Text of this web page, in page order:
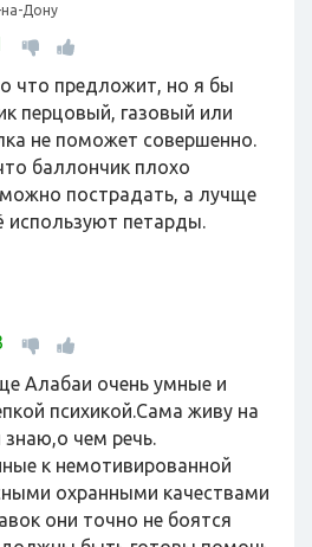
на-Дону
что предложит, но я бы
перцовый, газовый или
не поможет совершенно.
баллончик плохо
пострадать, а лучще
используют петарды.
Алабаи очень умные и
психикой.Сама живу на
знаю,о чем речь.
к немотивированной
охранными качествами
они точно не боятся